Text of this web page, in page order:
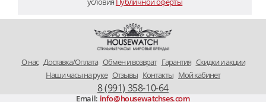
O нас Доставка/Оплата Обмен и возврат Гарантия Скидки и акции
Наши часы на руке Отзывы Контакты Мой кабинет
8 (991) 358-10-64
Email: info@housewatchses.com